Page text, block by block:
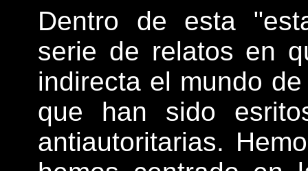
Dentro de esta
serie de relatos en
indirecta el mundo
que han sido
antiautoritarias.